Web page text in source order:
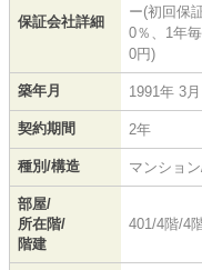
保証会社詳細
ー(初回保
0％、1年
0円)
築年月 1991年 3
契約期間 2年
種別/構造 マンショ
部屋/
所在階/
階建
401/4階/4